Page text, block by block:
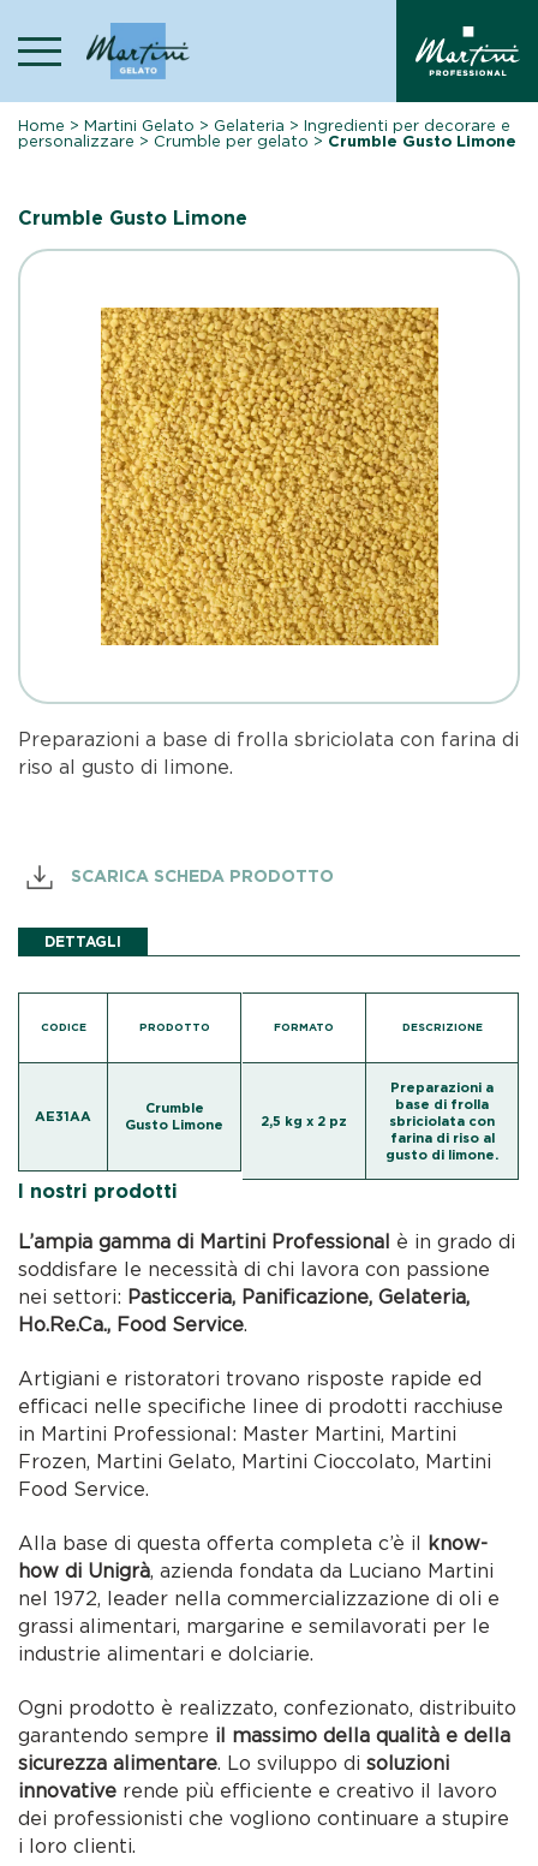
content
Home >Martini Gelato > Gelateria >Ingredienti per decorare e
personalizzare > Crumble per gelato > Crumble Gusto Limone
Crumble Gusto Limone
Preparazioni a base di frolla sbriciolata con farina di
riso al gusto di limone.
SCARICA SCHEDA PRODOTTO
DETTAGLI
CODICE PRODOTTO
AE31AA
Crumble
Gusto Limone
FORMATO DESCRIZIONE
2,5 kg x 2 pz
Preparazioni a
base di frolla
sbriciolata con
farina di riso al
gusto di limone.
I nostri prodotti
L’ampia gamma di Martini Professional è in grado di
soddisfare le necessità di chi lavora con passione
nei settori: Pasticceria, Panificazione, Gelateria,
Ho.Re.Ca., Food Service.
Artigiani e ristoratori trovano risposte rapide ed
efficaci nelle specifiche linee di prodotti racchiuse
in Martini Professional: Master Martini, Martini
Frozen, Martini Gelato, Martini Cioccolato, Martini
Food Service.
Alla base di questa offerta completa c’è il know-
how di Unigrà, azienda fondata da Luciano Martini
nel 1972, leader nella commercializzazione di oli e
grassi alimentari, margarine e semilavorati per le
industrie alimentari e dolciarie.
Ogni prodotto è realizzato, confezionato, distribuito
garantendo sempre il massimo della qualità e della
sicurezza alimentare. Lo sviluppo disoluzioni
innovative rende più efficiente e creativo il lavoro
dei professionisti che vogliono continuare a stupire
i loro clienti.